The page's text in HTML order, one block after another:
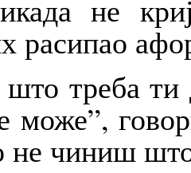
не
расипао
треба
може”,
не чиниш